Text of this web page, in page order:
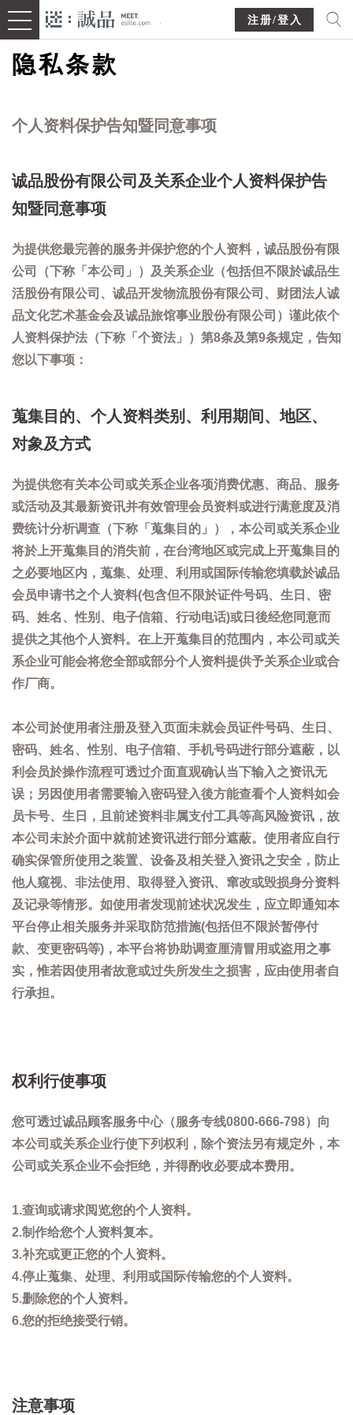
注册/登入
隐私条款
个人资料保护告知暨同意事项
诚品股份有限公司及关系企业个人资料保护告
知暨同意事项
为提供您最完善的服务并保护您的个人资料，诚品股份有限
公司（下称「本公司」）及关系企业（包括但不限於诚品生
活股份有限公司、诚品开发物流股份有限公司、财团法人诚
品文化艺术基金会及诚品旅馆事业股份有限公司）谨此依个
人资料保护法（下称「个资法」）第8条及第9条规定，告知
您以下事项：
蒐集目的、个人资料类别、利用期间、地区、
对象及方式
为提供您有关本公司或关系企业各项消费优惠、商品、服务
或活动及其最新资讯并有效管理会员资料或进行满意度及消
费统计分析调查（下称「蒐集目的」），本公司或关系企业
将於上开蒐集目的消失前，在台湾地区或完成上开蒐集目的
之必要地区内，蒐集、处理、利用或国际传输您填载於诚品
会员申请书之个人资料(包含但不限於证件号码、生日、密
码、姓名、性别、电子信箱、行动电话)或日後经您同意而
提供之其他个人资料。在上开蒐集目的范围内，本公司或关
系企业可能会将您全部或部分个人资料提供予关系企业或合
作厂商。
本公司於使用者注册及登入页面未就会员证件号码、生日、
密码、姓名、性别、电子信箱、手机号码进行部分遮蔽，以
利会员於操作流程可透过介面直观确认当下输入之资讯无
误；另因使用者需要输入密码登入後方能查看个人资料如会
员卡号、生日，且前述资料非属支付工具等高风险资讯，故
本公司未於介面中就前述资讯进行部分遮蔽。使用者应自行
确实保管所使用之装置、设备及相关登入资讯之安全，防止
他人窥视、非法使用、取得登入资讯、窜改或毁损身分资料
及记录等情形。如使用者发现前述状况发生，应立即通知本
平台停止相关服务并采取防范措施(包括但不限於暂停付
款、变更密码等)，本平台将协助调查厘清冒用或盗用之事
实，惟若因使用者故意或过失所发生之损害，应由使用者自
行承担。
权利行使事项
您可透过诚品顾客服务中心（服务专线0800-666-798）向
本公司或关系企业行使下列权利，除个资法另有规定外，本
公司或关系企业不会拒绝，并得酌收必要成本费用。
1.查询或请求阅览您的个人资料。
2.制作给您个人资料复本。
3.补充或更正您的个人资料。
4.停止蒐集、处理、利用或国际传输您的个人资料。
5.删除您的个人资料。
6.您的拒绝接受行销。
注意事项